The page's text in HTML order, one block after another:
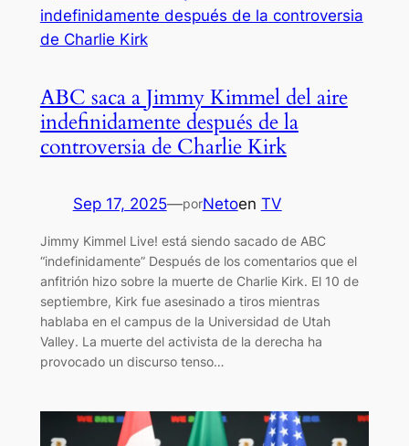
ABC saca a Jimmy Kimmel del aire
indefinidamente después de la
controversia de Charlie Kirk
Sep 17, 2025—porNetoen TV
Jimmy Kimmel Live! está siendo sacado de ABC
“indefinidamente” Después de los comentarios que el
anfitrión hizo sobre la muerte de Charlie Kirk. El 10 de
septiembre, Kirk fue asesinado a tiros mientras
hablaba en el campus de la Universidad de Utah
Valley. La muerte del activista de la derecha ha
provocado un discurso tenso…